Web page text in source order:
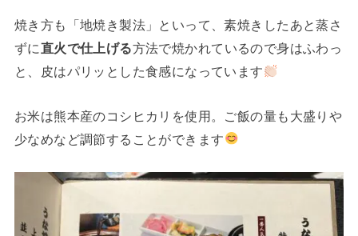
焼き方も「地焼き製法」といって、素焼きしたあと蒸さ
ずに直火で仕上げる方法で焼かれているので身はふわっ
と、皮はパリッとした食感になっています
お米は熊本産のコシヒカリを使用。ご飯の量も大盛りや
少なめなど調節することができます